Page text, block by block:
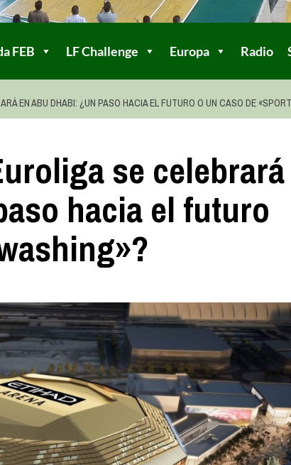
FEB LF Challenge Europa Radio
EN ABU DHABI: ¿UN PASO HACIA EL FUTURO O UN CASO DE
se celebrará
hacia el futuro